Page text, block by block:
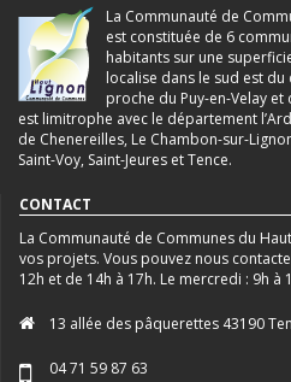
La Communauté de
est constituée de 6
habitants sur une
localise dans le sud est
proche du Puy-en-Velay
est limitrophe avec le département
de Chenereilles, Le Chambon-sur-
Saint-Voy, Saint-Jeures et Tence.
CONTACT
La Communauté de Communes du
vos projets. Vous pouvez nous
12h et de 14h à 17h. Le mercredi : 9h à
13 allée des pâquerettes 43190
04 71 59 87 63